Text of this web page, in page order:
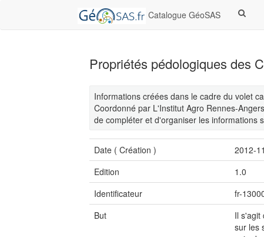
Catalogue GéoSAS
Propriétés pédologiques des
Informations créées dans le cadre du volet
Coordonné par L'Institut Agro Rennes-
de compléter et d'organiser les informations
Date ( Création )
2012-
Edition
1.0
Identificateur
fr-
But
Il s'agit
sur les